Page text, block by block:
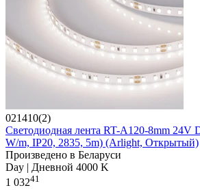
021410(2)
Светодиодная лента RT-A120-8mm 24V
W/m, IP20, 2835, 5m) (Arlight, Открытый)
Произведено в Беларуси
Day | Дневной 4000 K
1 03241